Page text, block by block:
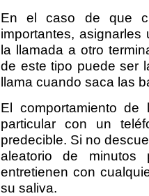
En el caso de que
importantes,
la llamada a otro
de este tipo puede ser
llama cuando saca las
El comportamiento
particular con un
predecible. Si no
aleatorio de
entretienen con
su saliva.